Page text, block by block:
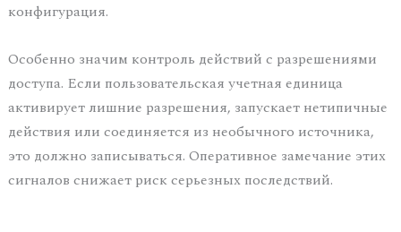
конфигурация.
Особенно значим контроль действий с разрешениями
доступа. Если пользовательская учетная единица
активирует лишние разрешения, запускает нетипичные
действия или соединяется из необычного источника,
это должно записываться. Оперативное замечание этих
сигналов снижает риск серьезных последствий.